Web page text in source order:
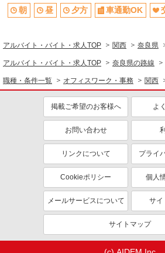
朝
昼 夕方 車通勤OK
アルバイト・バイト・求人TOP 関西 奈良県
アルバイト・バイト・求人TOP 奈良県の路線
職種・条件一覧 オフィスワーク・事務 関西
掲載ご希望のお客様へ よ
お問い合わせ
リンクについて プライ
Cookieポリシー 個人
メールサービスについて サイ
サイトマップ